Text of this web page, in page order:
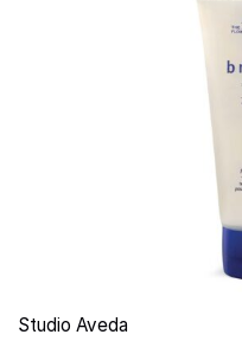
Studio Aveda